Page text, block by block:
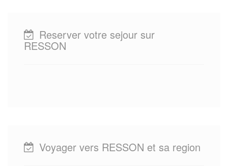
Reserver votre sejour sur
RESSON
Voyager vers RESSON et sa region